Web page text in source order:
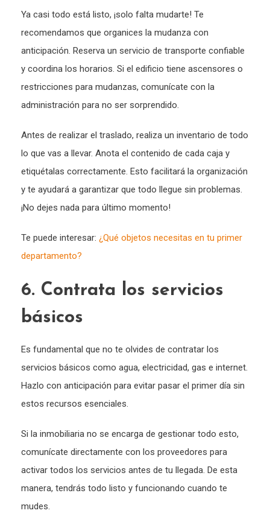
Ya casi todo está listo, ¡solo falta mudarte! Te
recomendamos que organices la mudanza con
anticipación. Reserva un servicio de transporte confiable
y coordina los horarios. Si el edificio tiene ascensores o
restricciones para mudanzas, comunícate con la
administración para no ser sorprendido.
Antes de realizar el traslado, realiza un inventario de todo
lo que vas a llevar. Anota el contenido de cada caja y
etiquétalas correctamente. Esto facilitará la organización
y te ayudará a garantizar que todo llegue sin problemas.
¡No dejes nada para último momento!
Te puede interesar: ¿Qué objetos necesitas en tu primer
departamento?
6. Contrata los servicios
básicos
Es fundamental que no te olvides de contratar los
servicios básicos como agua, electricidad, gas e internet.
Hazlo con anticipación para evitar pasar el primer día sin
estos recursos esenciales.
Si la inmobiliaria no se encarga de gestionar todo esto,
comunícate directamente con los proveedores para
activar todos los servicios antes de tu llegada. De esta
manera, tendrás todo listo y funcionando cuando te
mudes.